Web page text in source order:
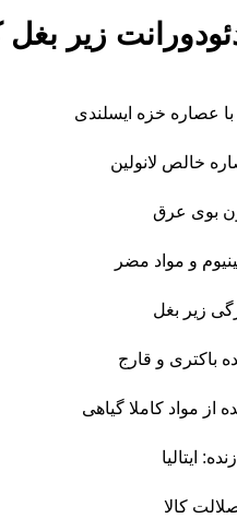
زیر بغل
عصاره خزه ایسلندی
خالص لانولین
و مواد مضر
زیر بغل
باکتری و قارج
از مواد کاملا گیاهی
ایتالیا
کالا